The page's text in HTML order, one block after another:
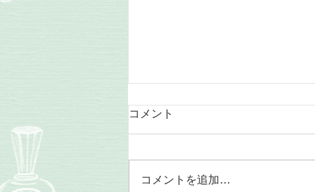
日曜日のレッスン
ブログを書く気持ちの余裕がやっ
サートが入ってしまいレッスンが
コメント
コメントを追加…